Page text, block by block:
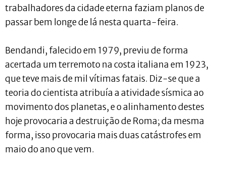
trabalhadores da cidade eterna faziam planos de
passar bem longe de lá nesta quarta-feira.
Bendandi, falecido em 1979, previu de forma
acertada um terremoto na costa italiana em 1923,
que teve mais de mil vítimas fatais. Diz-se que a
teoria do cientista atribuía a atividade sísmica ao
movimento dos planetas, e o alinhamento destes
hoje provocaria a destruição de Roma; da mesma
forma, isso provocaria mais duas catástrofes em
maio do ano que vem.